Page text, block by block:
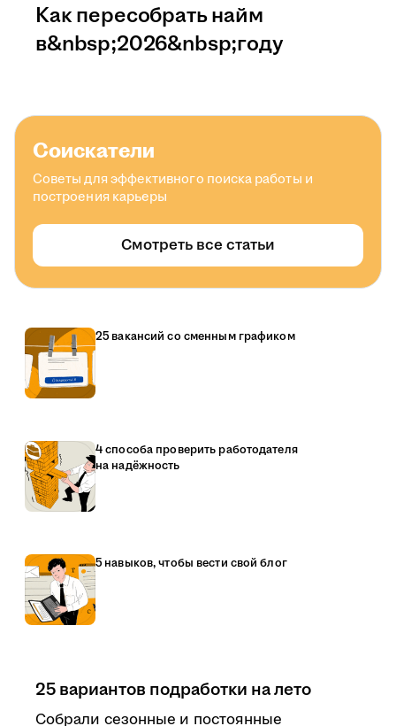
Как пересобрать найм
в&nbsp;2026&nbsp;году
Соискатели
Советы для эффективного поиска работы и
построения карьеры
Смотреть все статьи
25 вакансий со сменным графиком
4 способа проверить работодателя
на надёжность
5 навыков, чтобы вести свой блог
25 вариантов подработки на лето
Собрали сезонные и постоянные